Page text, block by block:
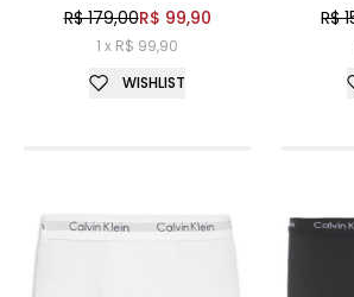
R$ 179,00R$ 99,90
1 x R$ 99,90
WISHLIST
R$